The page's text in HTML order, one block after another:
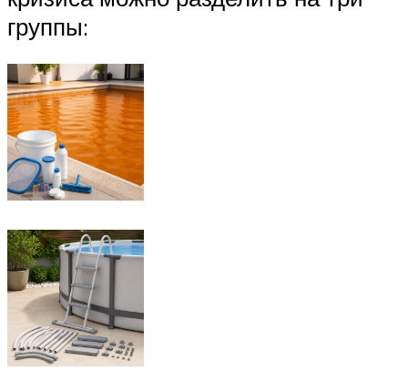
группы: